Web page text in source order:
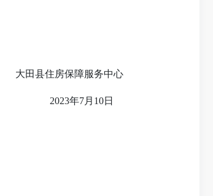
大田县住房保障服务中心
2023年7月10日